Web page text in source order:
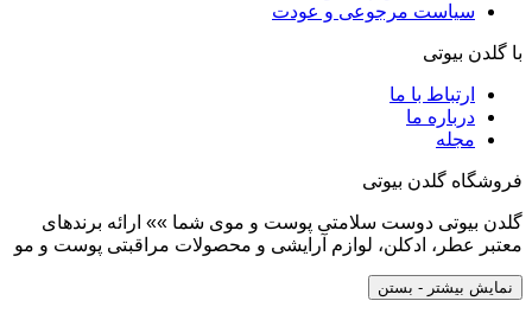
سیاست مرجوعی و عودت
با گلدن بیوتی
ارتباط با ما
درباره ما
مجله
فروشگاه گلدن بیوتی
گلدن بیوتی دوست سلامتی پوست و موی شما »» ارائه برندهای
معتبر عطر، ادکلن، لوازم آرایشی و محصولات مراقبتی پوست و مو
نمایش بیشتر - بستن